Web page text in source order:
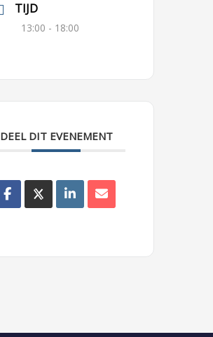
TIJD
13:00 - 18:00
DEEL DIT EVENEMENT